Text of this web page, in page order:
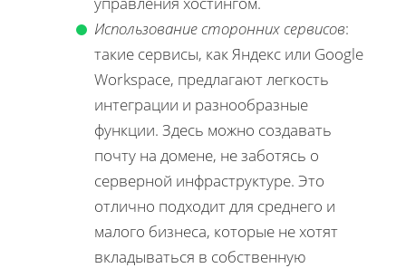
Использование сторонних сервисов:
такие сервисы, как Яндекс или Google
Workspace, предлагают легкость
интеграции и разнообразные
функции. Здесь можно создавать
почту на домене, не заботясь о
серверной инфраструктуре. Это
отлично подходит для среднего и
малого бизнеса, которые не хотят
вкладываться в собственную